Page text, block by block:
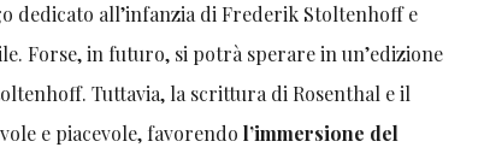
dedicato all’infanzia di Frederik Stoltenhoff e
Forse, in futuro, si potrà sperare in un’edizione
Tuttavia, la scrittura di Rosenthal e il
e piacevole, favorendol’immersione del